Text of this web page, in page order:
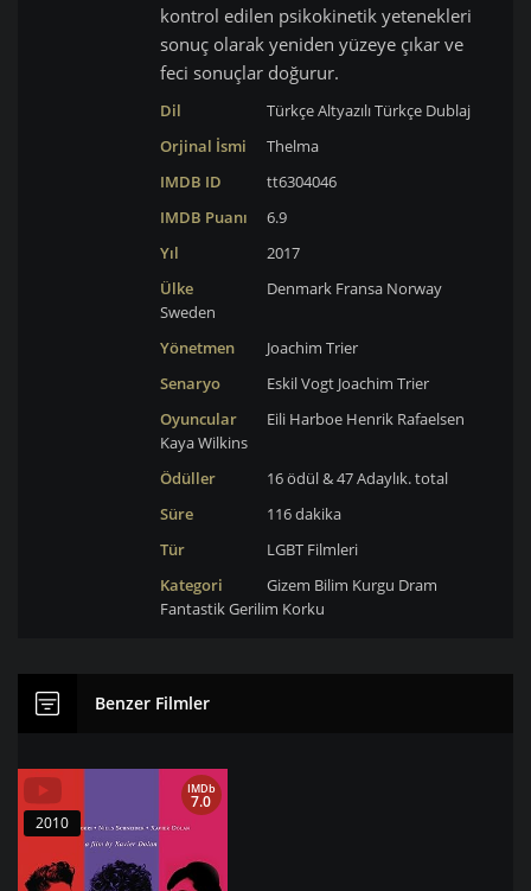
kontrol edilen psikokinetik yetenekleri
sonuç olarak yeniden yüzeye çıkar ve
feci sonuçlar doğurur.
Dil Türkçe AltyazılıTürkçe Dublaj
Orjinal İsmi
Thelma
IMDB ID
tt6304046
IMDB Puanı
6.9
Yıl
2017
Ülke
Denmark Fransa Norway
Sweden
Yönetmen
Joachim Trier
Senaryo
Eskil Vogt Joachim Trier
Oyuncular
Eili Harboe Henrik Rafaelsen
Kaya Wilkins
Ödüller
16 ödül & 47 Adaylık. total
Süre
116 dakika
Tür
LGBT Filmleri
Kategori
Gizem Bilim Kurgu Dram
FantastikGerilim Korku
Benzer Filmler
IMDb
7.0
2010